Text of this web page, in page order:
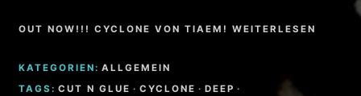
OUT NOW!!! CYCLONE VON TIAEM! WEITERLESEN
KATEGORIEN: ALLGEMEIN
TAGS: CUT N GLUE · CYCLONE · DEEP ·